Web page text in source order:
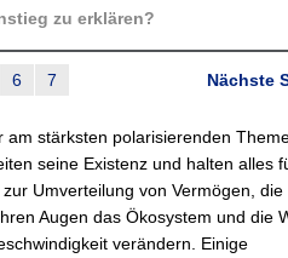
zu erklären?
Nächste
6 7
am stärksten polarisierenden
seine Existenz und halten alles
Umverteilung von Vermögen, die
Augen das Ökosystem und die
verändern. Einige